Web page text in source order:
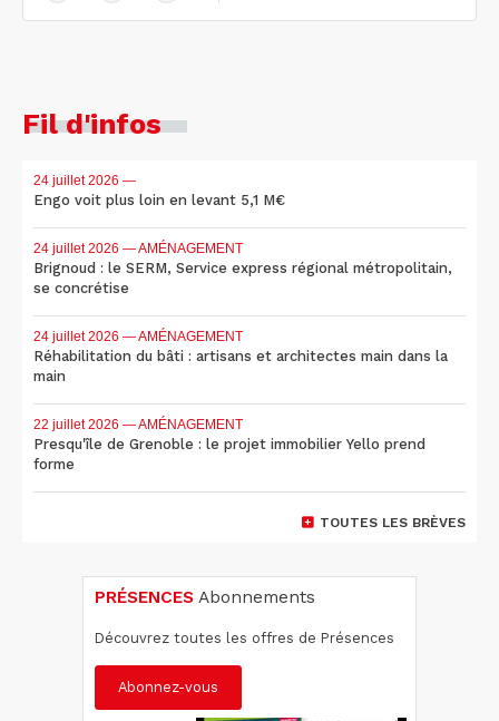
Fil d'infos
24 juillet 2026 —
Engo voit plus loin en levant 5,1 M€
24 juillet 2026 — AMÉNAGEMENT
Brignoud : le SERM, Service express régional métropolitain,
se concrétise
24 juillet 2026 — AMÉNAGEMENT
Réhabilitation du bâti : artisans et architectes main dans la
main
22 juillet 2026 — AMÉNAGEMENT
Presqu'île de Grenoble : le projet immobilier Yello prend
forme
TOUTES LES BRÈVES
PRÉSENCES Abonnements
Découvrez toutes les offres de Présences
Abonnez-vous